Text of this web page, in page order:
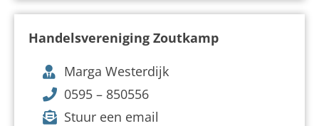
Handelsvereniging Zoutkamp
Marga Westerdijk
0595 – 850556
Stuur een email